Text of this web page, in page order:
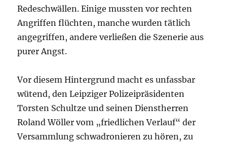
Redeschwällen. Einige mussten vor rechten
Angriffen flüchten, manche wurden tätlich
angegriffen, andere verließen die Szenerie aus
purer Angst.
Vor diesem Hintergrund macht es unfassbar
wütend, den Leipziger Polizeipräsidenten
Torsten Schultze und seinen Dienstherren
Roland Wöller vom „friedlichen Verlauf“ der
Versammlung schwadronieren zu hören, zu